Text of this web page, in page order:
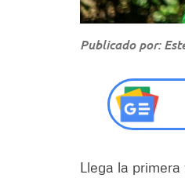
Publicado por:
Llega la